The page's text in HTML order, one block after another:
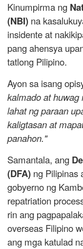
Kinumpirma ng
(NBI) na
insidente at
pang ahensya
tatlong Pilipino.
Ayon sa isang
kalmado at huwag
lahat ng paraan
kaligtasan at
panahon."
Samantala, ang
(DFA) ng Pilipinas
gobyerno ng
repatriation
rin ang
overseas Filipino
ang mga katulad